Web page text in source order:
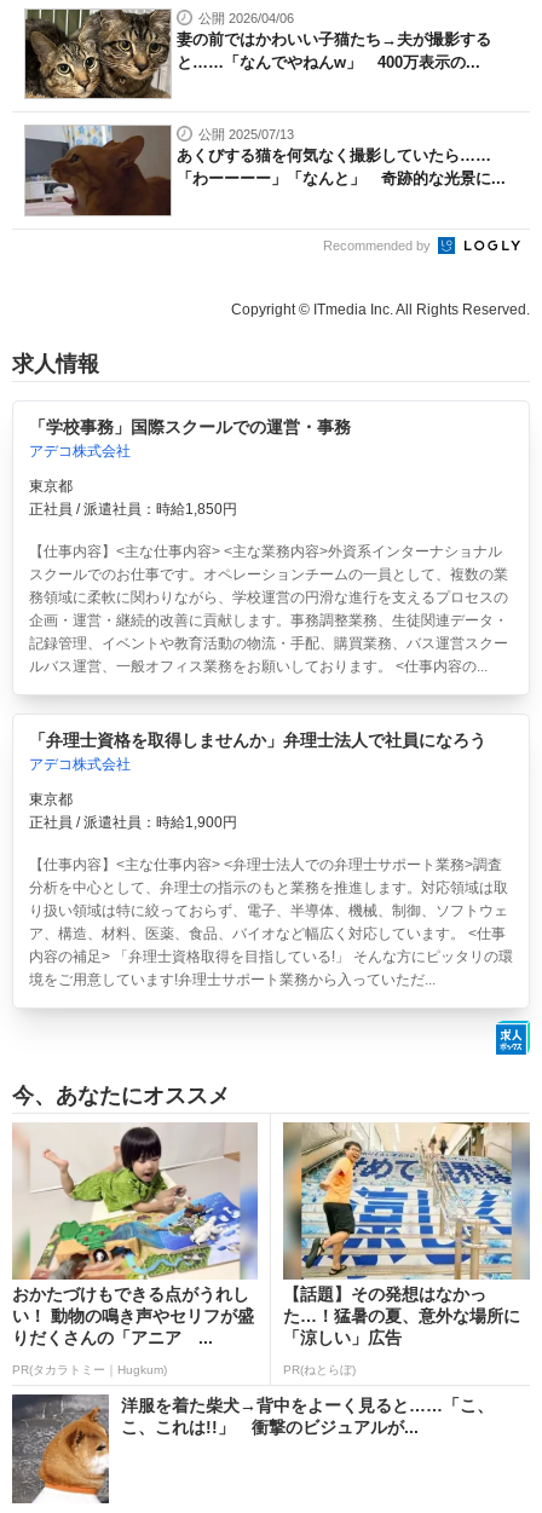
公開 2026/04/06
妻の前ではかわいい子猫たち→夫が撮影する
と……「なんでやねんw」 400万表示の...
公開 2025/07/13
あくびする猫を何気なく撮影していたら……
「わーーーー」「なんと」 奇跡的な光景に...
Recommended by
Copyright © ITmedia Inc. All Rights Reserved.
求人情報
「学校事務」国際スクールでの運営・事務
アデコ株式会社
東京都
正社員 / 派遣社員：時給1,850円
【仕事内容】<主な仕事内容> <主な業務内容>外資系インターナショナル
スクールでのお仕事です。オペレーションチームの一員として、複数の業
務領域に柔軟に関わりながら、学校運営の円滑な進行を支えるプロセスの
企画・運営・継続的改善に貢献します。事務調整業務、生徒関連データ・
記録管理、イベントや教育活動の物流・手配、購買業務、バス運営スクー
ルバス運営、一般オフィス業務をお願いしております。 <仕事内容の...
「弁理士資格を取得しませんか」弁理士法人で社員になろう
アデコ株式会社
東京都
正社員 / 派遣社員：時給1,900円
【仕事内容】<主な仕事内容> <弁理士法人での弁理士サポート業務>調査
分析を中心として、弁理士の指示のもと業務を推進します。対応領域は取
り扱い領域は特に絞っておらず、電子、半導体、機械、制御、ソフトウェ
ア、構造、材料、医薬、食品、バイオなど幅広く対応しています。 <仕事
内容の補足> 「弁理士資格取得を目指している!」 そんな方にピッタリの環
境をご用意しています!弁理士サポート業務から入っていただ...
今、あなたにオススメ
おかたづけもできる点がうれし
い！ 動物の鳴き声やセリフが盛
りだくさんの「アニア ...
PR(タカラトミー｜Hugkum)
【話題】その発想はなかっ
た…！猛暑の夏、意外な場所に
「涼しい」広告
PR(ねとらぼ)
洋服を着た柴犬→背中をよーく見ると……「こ、
こ、これは!!」 衝撃のビジュアルが...